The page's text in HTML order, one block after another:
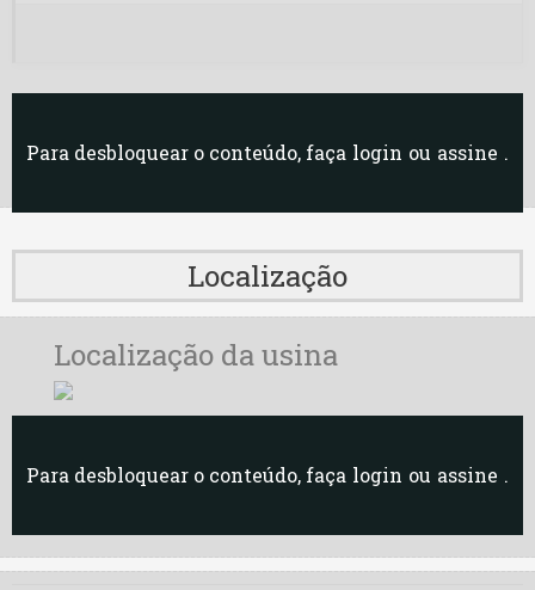
Para desbloquear o conteúdo, faça login ou assine .
Localização
Localização da usina
Para desbloquear o conteúdo, faça login ou assine .